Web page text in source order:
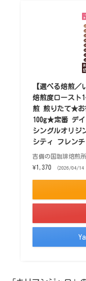
【選べる焙煎
焙煎度ロースト
煎 煎りたて★お
100g★定番 デ
シングルオリジ
シティ フレン
吉備の国珈琲焙煎所
¥1,370
（2026/04/